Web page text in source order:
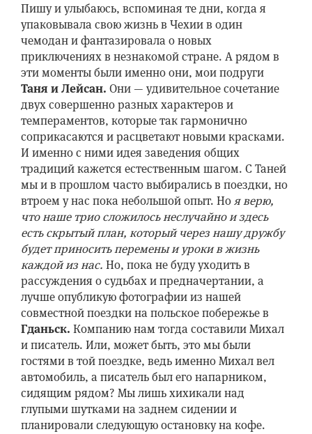
Пишу и улыбаюсь, вспоминая те дни, когда я
упаковывала свою жизнь в Чехии в один
чемодан и фантазировала о новых
приключениях в незнакомой стране. А рядом в
эти моменты были именно они, мои подруги
Таня и Лейсан. Они — удивительное сочетание
двух совершенно разных характеров и
темпераментов, которые так гармонично
соприкасаются и расцветают новыми красками.
И именно с ними идея заведения общих
традиций кажется естественным шагом. С Таней
мы и в прошлом часто выбирались в поездки, но
втроем у нас пока небольшой опыт. Ноя верю,
что наше трио сложилось неслучайно и здесь
есть скрытый план, который через нашу дружбу
будет приносить перемены и уроки в жизнь
каждой из нас. Но, пока не буду уходить в
рассуждения о судьбах и предначертании, а
лучше опубликую фотографии из нашей
совместной поездки на польское побережье в
Гданьск. Компанию нам тогда составили Михал
и писатель. Или, может быть, это мы были
гостями в той поездке, ведь именно Михал вел
автомобиль, а писатель был его напарником,
сидящим рядом? Мы лишь хихикали над
глупыми шутками на заднем сидении и
планировали следующую остановку на кофе.